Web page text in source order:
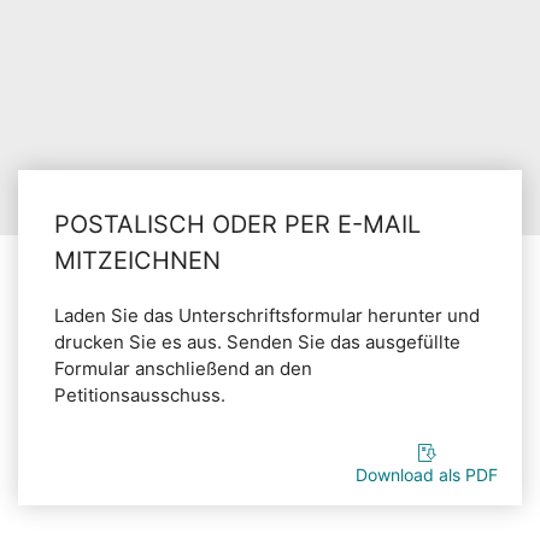
POSTALISCH ODER PER E-MAIL
MITZEICHNEN
Laden Sie das Unterschriftsformular herunter und
drucken Sie es aus. Senden Sie das ausgefüllte
Formular anschließend an den
Petitionsausschuss.
Download als PDF